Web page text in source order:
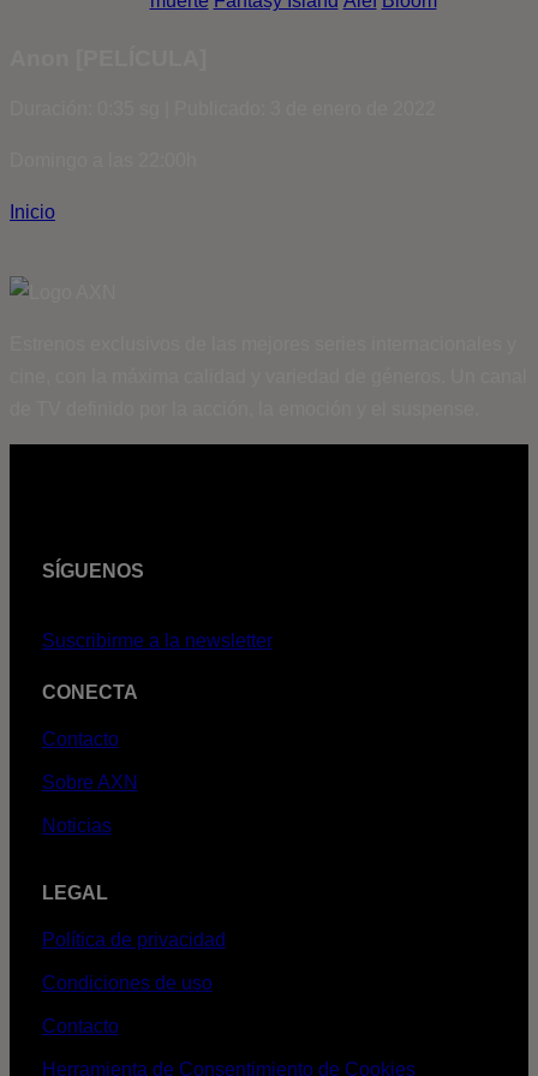
Inicio
SÍGUENOS
Suscribirme a la newsletter
CONECTA
Contacto
Sobre AXN
Noticias
LEGAL
Política de privacidad
Condiciones de uso
Contacto
Herramienta de Consentimiento de Cookies